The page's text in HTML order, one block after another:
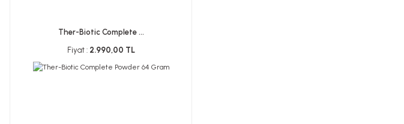
Ther-Biotic Complete ...
Fiyat : 2.990,00 TL